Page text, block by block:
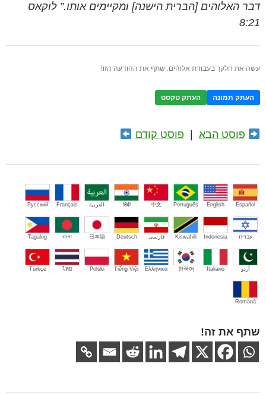
דבר האלוהים [הברית הישנה] ומקיימים אותו.” לוקאס
8:21
עשה את חלקך בעבודת אלוהים. שתף את ההודעה הזו!
העתק תמונה העתק טקסט
פוסט הבא פוסט קודם
Español
English
Português
中文
हिंदी العربية Français
Русский
עברית Indonesia
Kiswahili فارسی Deutsch
日本語
বাংলা
Tagalog
اُردو Italiano
한국어
Ελληνικά
Tiếng Việt
Polski
ไทย
Türkçe
Română
שתף את זה!